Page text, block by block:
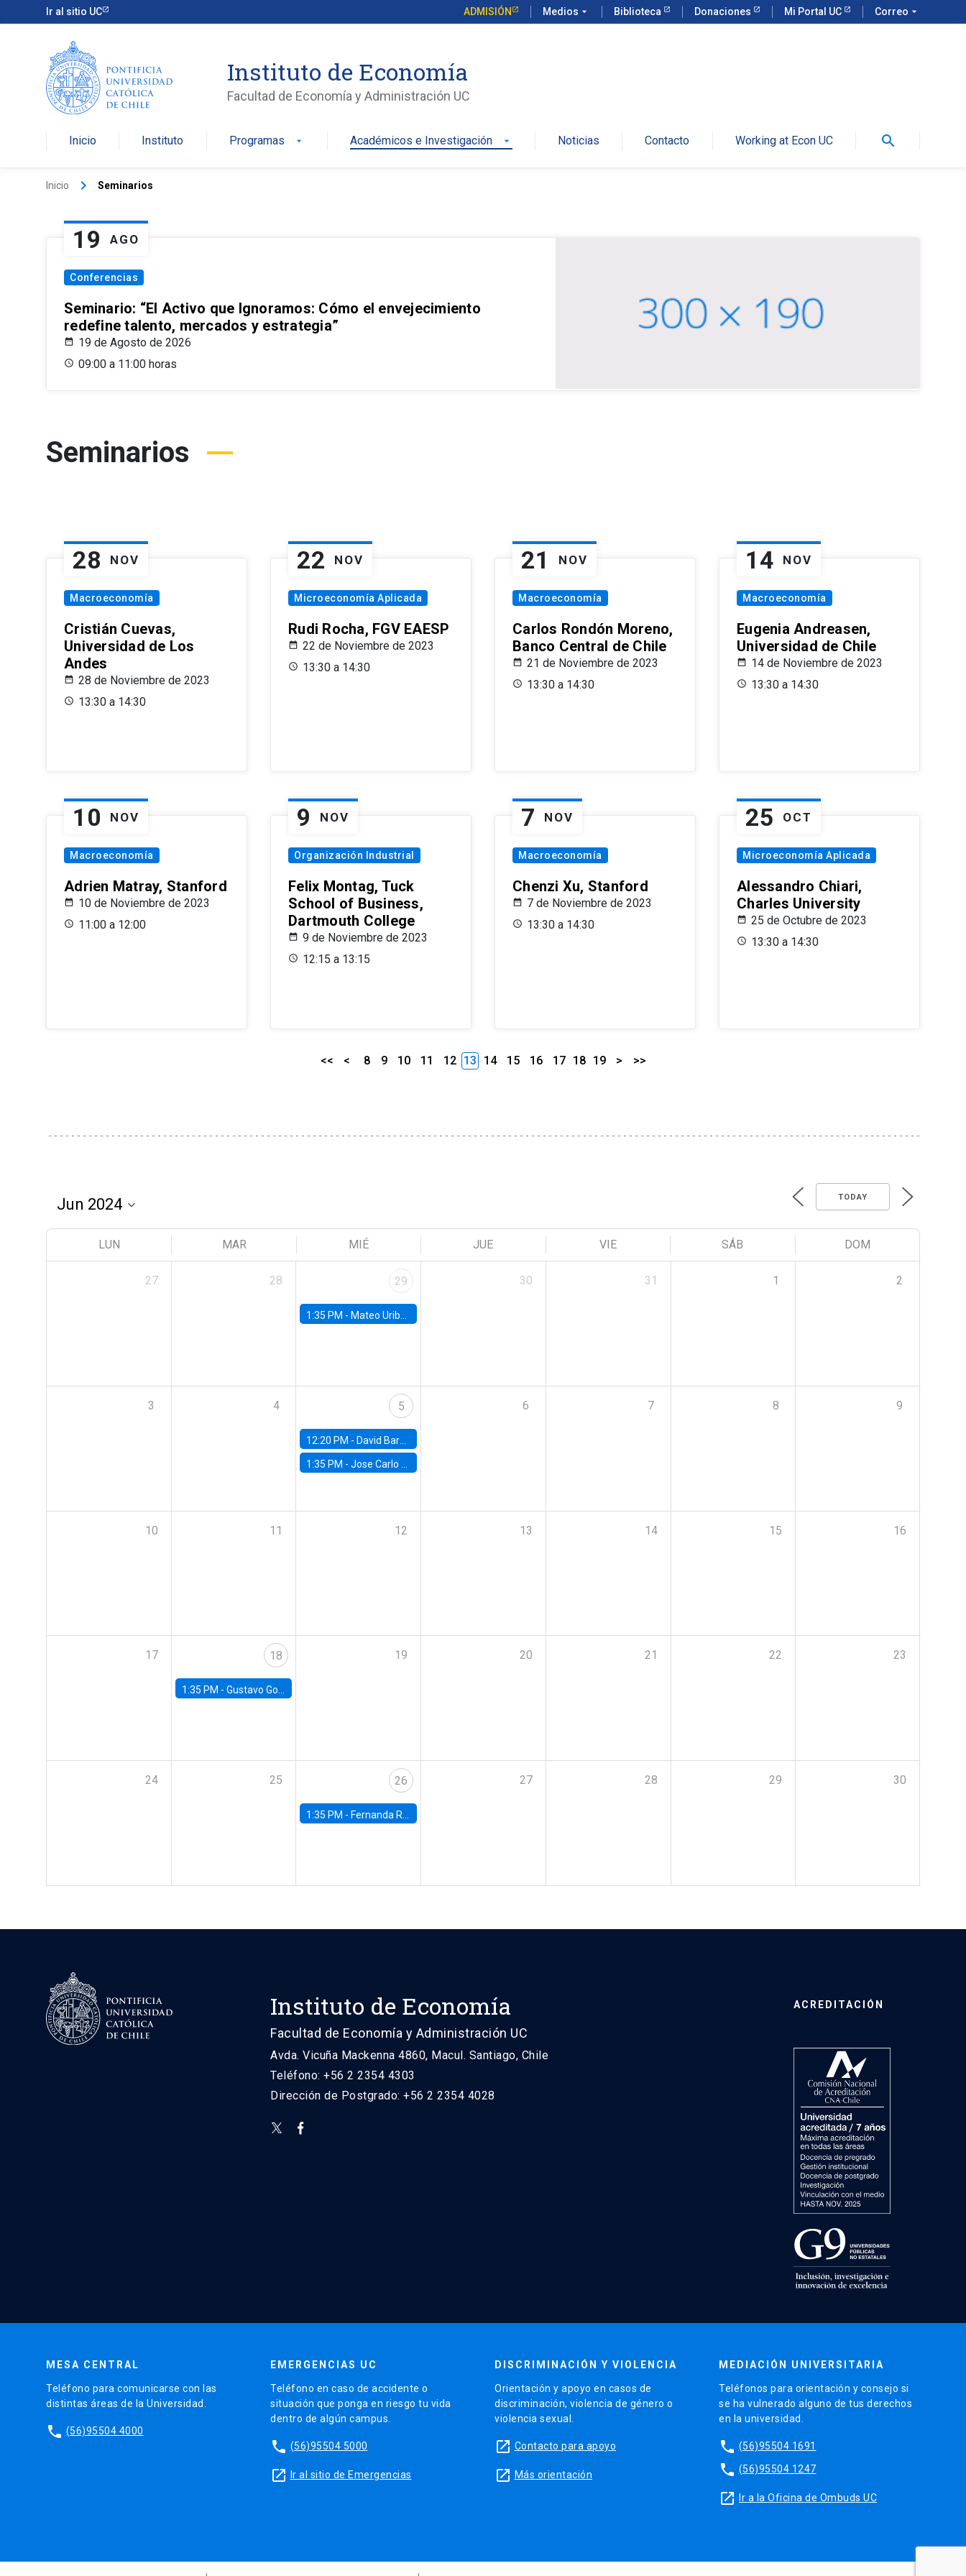
Ir al sitio UC ADMISIÓN Medios arrow_drop_down Biblioteca Donaciones Mi Portal UC Correo arrow_drop_down
Instituto de Economía
Facultad de Economía y Administración UC
Inicio Instituto Programas arrow_drop_down Académicos e Investigación arrow_drop_down Noticias Contacto Working at Econ UC search
Inicio keyboard_arrow_right Seminarios
19 AGO
Conferencias
Seminario: “El Activo que Ignoramos: Cómo el envejecimiento
redefine talento, mercados y estrategia”
19 de Agosto de 2026
09:00 a 11:00 horas
Seminarios
28 NOV
Macroeconomía
Cristián Cuevas,
Universidad de Los
Andes
28 de Noviembre de 2023
13:30 a 14:30
22 NOV
Microeconomía Aplicada
Rudi Rocha, FGV EAESP
22 de Noviembre de 2023
13:30 a 14:30
21 NOV
Macroeconomía
Carlos Rondón Moreno,
Banco Central de Chile
21 de Noviembre de 2023
13:30 a 14:30
14 NOV
Macroeconomía
Eugenia Andreasen,
Universidad de Chile
14 de Noviembre de 2023
13:30 a 14:30
10 NOV
Macroeconomía
Adrien Matray, Stanford
10 de Noviembre de 2023
11:00 a 12:00
9 NOV
Organización Industrial
Felix Montag, Tuck
School of Business,
Dartmouth College
9 de Noviembre de 2023
12:15 a 13:15
7 NOV
Macroeconomía
Chenzi Xu, Stanford
7 de Noviembre de 2023
13:30 a 14:30
25 OCT
Microeconomía Aplicada
Alessandro Chiari,
Charles University
25 de Octubre de 2023
13:30 a 14:30
<< < 8 9 10 11 12 13 14 15 16 17 18 19 > >>
TODAY
LUN MAR MIÉ JUE VIE SÁB DOM
27 28 29
1:35 PM - Mateo Uribe-Castro, Universidad de los Andes (Colombia)
30 31 1 2
3 4 5
12:20 PM - David Bardey, Universidad de los Andes - CEDE
1:35 PM -Jose Carlo Bermudez, UC (ME) & World Bank
6 7 8 9
10 11 12 13 14 15 16
17 18
1:35 PM - Gustavo González, Banco Central de Chile
19 20 21 22 23
24 25 26
1:35 PM - Fernanda Rojas Ampuero, University of Wisconsin-Madison
27 28 29 30
Instituto de Economía
Facultad de Economía y Administración UC
Avda. Vicuña Mackenna 4860, Macul. Santiago, Chile
Teléfono: +56 2 2354 4303
Dirección de Postgrado: +56 2 2354 4028
ACREDITACIÓN
MESA CENTRAL
Teléfono para comunicarse con las
distintas áreas de la Universidad.
phone (56)95504 4000
EMERGENCIAS UC
Teléfono en caso de accidente o
situación que ponga en riesgo tu vida
dentro de algún campus.
phone (56)95504 5000
launch Ir al sitio de Emergencias
DISCRIMINACIÓN Y VIOLENCIA
Orientación y apoyo en casos de
discriminación, violencia de género o
violencia sexual.
launch Contacto para apoyo
launch Más orientación
MEDIACIÓN UNIVERSITARIA
Teléfonos para orientación y consejo si
se ha vulnerado alguno de tus derechos
en la universidad.
phone (56)95504 1691
phone (56)95504 1247
launch Ir a la Oficina de Ombuds UC